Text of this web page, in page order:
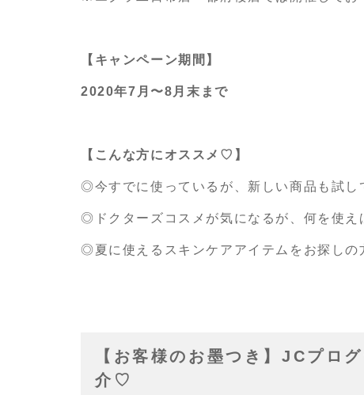
【キャンペーン期間】
2020年7月〜8月末まで
【こんな方にオススメ♡】
◎今すでに使っているが、新しい商品も試し
◎ドクターズコスメが気になるが、何を使え
◎夏に使えるスキンケアアイテムをお探しの
【お客様のお墨つき】JCプロ
介♡